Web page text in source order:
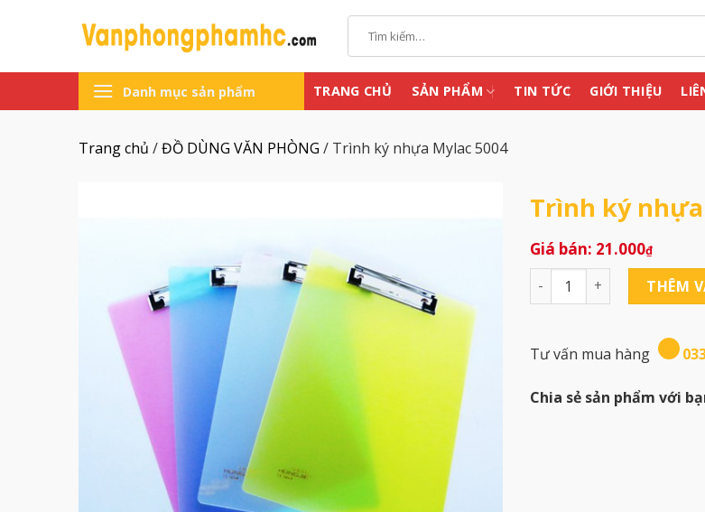
dung
kiếm:
Danh mục sản phẩm TRANG CHỦ SẢN PHẨM TIN TỨC GIỚI THIỆU
Trang chủ /ĐỒ DÙNG VĂN PHÒNG / Trình ký nhựa Mylac 5004
Trình ký
21.000₫
Trình ký nhựa Mylac 5004
THÊM
Tư vấn mua hàng
Chia sẻ sản phẩm với